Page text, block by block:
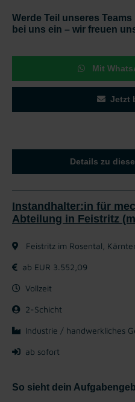
Werde Teil unseres
bei uns ein – wir freuen
Mit
Jetzt
Details zu
Instandhalter:in für
Abteilung in Feistritz
Feistritz im Rosental,
ab EUR 3.552,09
Vollzeit
2-Schicht
Industrie / handwerkliches
ab sofort
So sieht dein